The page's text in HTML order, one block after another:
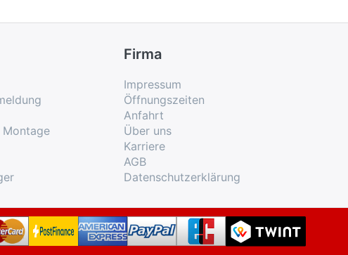
Firma
Impressum
Öffnungszeiten
Anfahrt
Über uns
Karriere
AGB
Datenschutzerklärung